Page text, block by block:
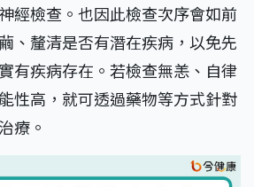
經檢查。也因此檢查次序會如前
、釐清是否有潛在疾病，以免先
有疾病存在。若檢查無恙、自律
性高，就可透過藥物等方式針對
療。